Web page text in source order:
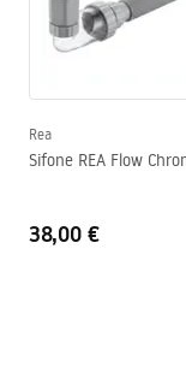
Larghezza
Altezza
Forma
Foro rubinetto
Condizioni di
Rea
Sifone REA Flow
38,00 €